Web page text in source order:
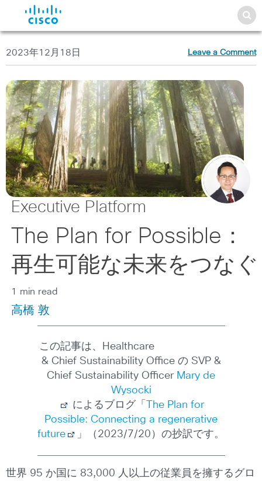
2023年12月18日 Leave a Comment
Executive Platform
The Plan for Possible：
再生可能な未来をつなぐ
1 min read
高橋 敦
この記事は、Healthcare
& Chief Sustainability Office の SVP &
Chief Sustainability Officer Mary de
Wysocki
によるブログ「
The Plan for
Possible: Connecting a regenerative
future
」（2023/7/20）の抄訳です。
世界 95 か国に 83,000 人以上の従業員を擁するグロ